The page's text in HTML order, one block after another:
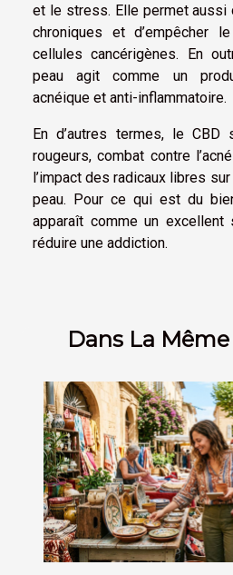
et le stress. Elle permet aussi
chroniques et d’empêcher
cellules cancérigènes. En
peau agit comme un
acnéique et anti-inflammatoire.
En d’autres termes, le
rougeurs, combat contre
l’impact des radicaux libres
peau. Pour ce qui est du
apparaît comme un excellent
réduire une addiction.
Dans La